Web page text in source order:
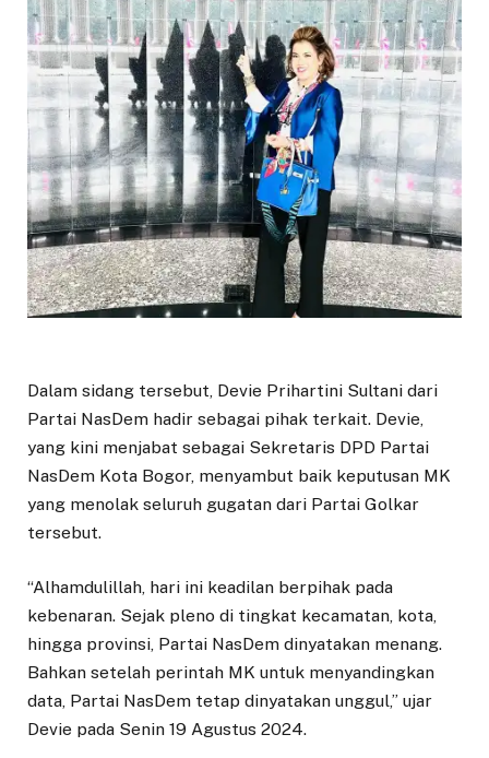
Dalam sidang tersebut, Devie Prihartini Sultani dari
Partai NasDem hadir sebagai pihak terkait. Devie,
yang kini menjabat sebagai Sekretaris DPD Partai
NasDem Kota Bogor, menyambut baik keputusan MK
yang menolak seluruh gugatan dari Partai Golkar
tersebut.
“Alhamdulillah, hari ini keadilan berpihak pada
kebenaran. Sejak pleno di tingkat kecamatan, kota,
hingga provinsi, Partai NasDem dinyatakan menang.
Bahkan setelah perintah MK untuk menyandingkan
data, Partai NasDem tetap dinyatakan unggul,” ujar
Devie pada Senin 19 Agustus 2024.